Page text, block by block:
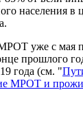
населения в
.
уже с мая
прошлого
года (см. "
МРОТ и